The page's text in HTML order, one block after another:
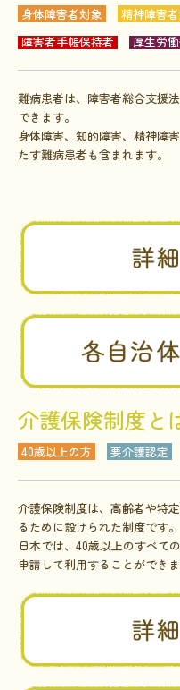
身体障害者対象 精神障害
障害者手帳保持者
厚生労
難病患者は、障害者総合支援
できます。
身体障害、知的障害、精神障
たす難病患者も含まれます。
介護保険制度と
40歳以上の方 要介護認定
介護保険制度は、高齢者や特
るために設けられた制度です。
日本では、40歳以上のすべて
申請して利用することができま